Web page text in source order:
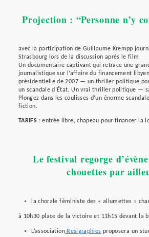
Projection : “Personne n’y
avec la participation de Guillaume Krempp
Strasbourg lors de la discussion après le film
Un documentaire captivant qui retrace une
journalistique sur l’affaire du financement
présidentielle de 2007 — un thriller politique
un scandale d’État. Un vrai thriller politique —
Plongez dans les coulisses d’un énorme
fiction.
TARIFS : entrée libre, chapeau pour financer la
Le festival regorge
chouettes par
la chorale féministe des « allumettes »
à 10h30 place de la victoire et 11h15 devant la
L’associationResigraphies proposera un